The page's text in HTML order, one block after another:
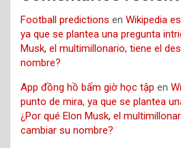
Football predictions en Wikipedia
ya que se plantea una pregunta
Musk, el multimillonario, tiene el
nombre?
App đồng hồ bấm giờ học tập en
punto de mira, ya que se plantea
¿Por qué Elon Musk, el
cambiar su nombre?